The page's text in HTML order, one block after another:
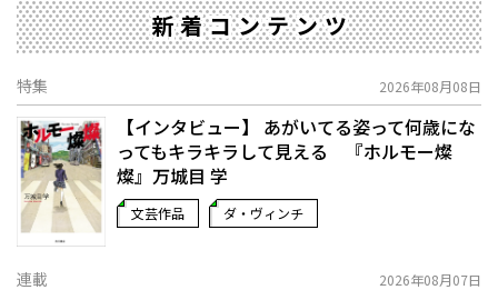
新着コンテンツ
特集 2026年08月08日
【インタビュー】 あがいてる姿って何歳にな
ってもキラキラして見える 『ホルモー燦
燦』万城目 学
文芸作品 ダ・ヴィンチ
連載 2026年08月07日